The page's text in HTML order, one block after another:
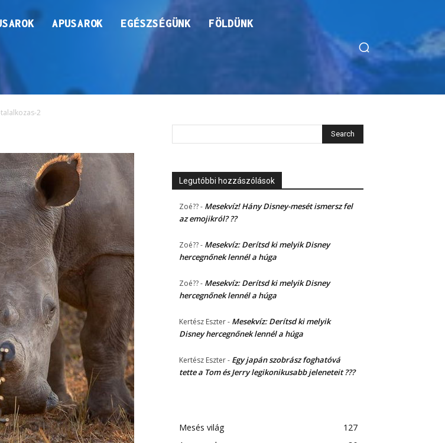
APUSAROK EGÉSZSÉGÜNK FÖLDÜNK
2
Legutóbbi hozzászólások
Zoé??- Mesekvíz! Hány Disney-mesét ismersz fel
az emojikról? ??
Zoé??- Mesekvíz: Derítsd ki melyik Disney
hercegnőnek lennél a húga
Zoé??- Mesekvíz: Derítsd ki melyik Disney
hercegnőnek lennél a húga
Kertész Eszter- Mesekvíz: Derítsd ki melyik
Disney hercegnőnek lennél a húga
Kertész Eszter- Egy japán szobrász foghatóvá
tette a Tom és Jerry legikonikusabb jeleneteit ???
Mesés világ
127